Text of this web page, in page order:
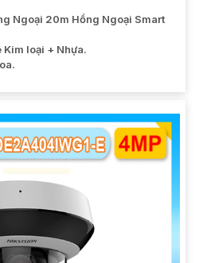
Ngoại 20m Hồng Ngoại Smart
Kim loại + Nhựa.